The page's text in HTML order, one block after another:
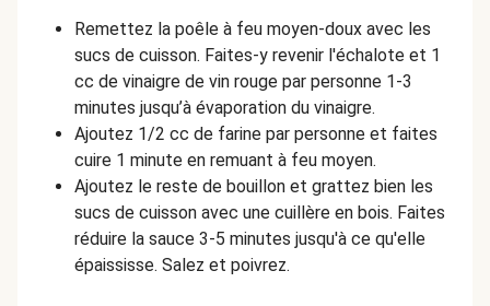
Remettez la poêle à feu moyen-doux avec les
sucs de cuisson. Faites-y revenir l'échalote et 1
cc de vinaigre de vin rouge par personne 1-3
minutes jusqu’à évaporation du vinaigre.
Ajoutez 1/2 cc de farine par personne et faites
cuire 1 minute en remuant à feu moyen.
Ajoutez le reste de bouillon et grattez bien les
sucs de cuisson avec une cuillère en bois. Faites
réduire la sauce 3-5 minutes jusqu'à ce qu'elle
épaississe. Salez et poivrez.